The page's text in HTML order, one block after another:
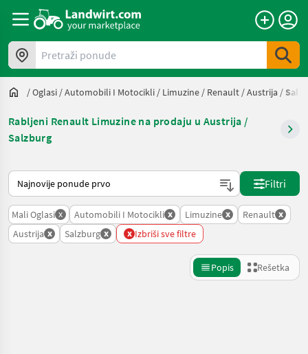
Pretraži ponude
/Oglasi /Automobili I Motocikli / Limuzine / Renault /Austrija /
Rabljeni Renault Limuzine na prodaju u Austrija /
Salzburg
Tako se sortira na Landwirt.com
Filtri
Mali Oglasi x Automobili I Motocikli x Limuzine x Renault x
Austrija x Salzburg x x Izbriši sve filtre
Popis Rešetka